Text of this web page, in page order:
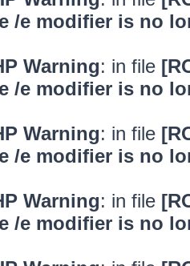
/e modifier is no
Warning: in file
/e modifier is no
Warning: in file
/e modifier is no
Warning: in file
/e modifier is no